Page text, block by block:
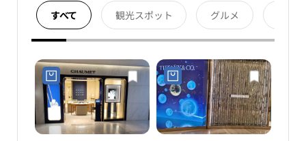
すべて 観光スポット グルメ